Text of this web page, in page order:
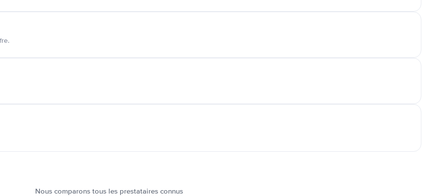
Nous comparons tous les prestataires connus